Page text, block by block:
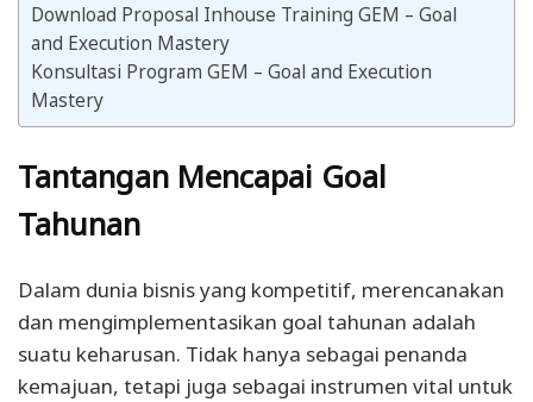
Download Proposal Inhouse Training GEM – Goal
and Execution Mastery
Konsultasi Program GEM – Goal and Execution
Mastery
Tantangan Mencapai Goal
Tahunan
Dalam dunia bisnis yang kompetitif, merencanakan
dan mengimplementasikan goal tahunan adalah
suatu keharusan. Tidak hanya sebagai penanda
kemajuan, tetapi juga sebagai instrumen vital untuk